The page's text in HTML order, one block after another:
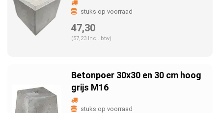
stuks op voorraad
47,30
(57,23 Incl. btw)
Betonpoer 30x30 en 30 cm hoog
grijs M16
stuks op voorraad